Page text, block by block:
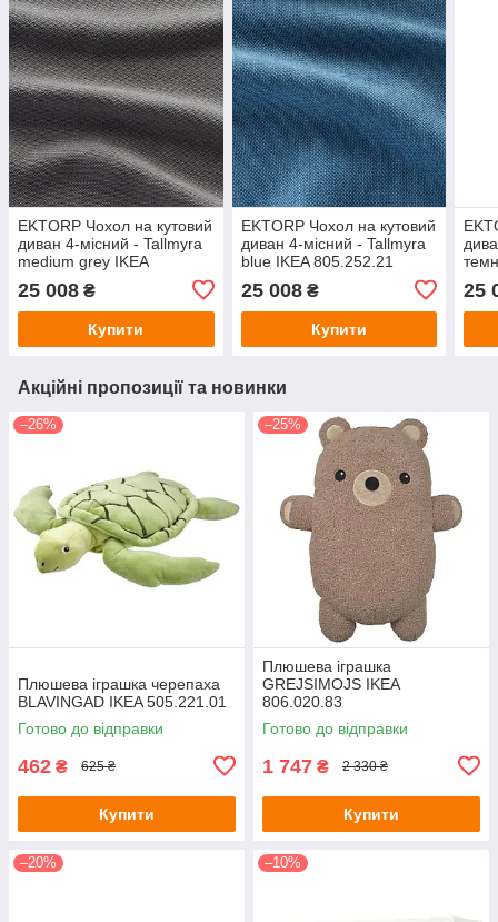
EKTORP Чохол на кутовий
диван 4-місний - Tallmyra
medium grey IKEA
25 008 ₴
Купити
EKTORP Чохол на кутовий
диван 4-місний - Tallmyra
blue IKEA 805.252.21
25 008₴
Купити
25
Акційні пропозиції та новинки
–26%
Плюшева іграшка черепаха
BLAVINGAD IKEA 505.221.01
Готово до відправки
462 ₴ 625 ₴
Купити
–25%
Плюшева іграшка
GREJSIMOJS IKEA
806.020.83
Готово до відправки
1 747 ₴ 2 330 ₴
Купити
–20% –10%